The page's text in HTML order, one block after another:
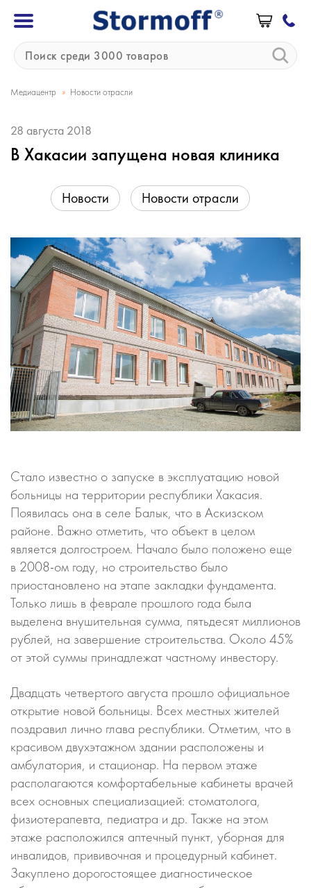
Медиацентр » Новости отрасли
28 августа 2018
В Хакасии запущена новая клиника
Новости Новости отрасли
Стало известно о запуске в эксплуатацию новой
больницы на территории республики Хакасия.
Появилась она в селе Балык, что в Аскизском
районе. Важно отметить, что объект в целом
является долгостроем. Начало было положено еще
в 2008-ом году, но строительство было
приостановлено на этапе закладки фундамента.
Только лишь в феврале прошлого года была
выделена внушительная сумма, пятьдесят миллионов
рублей, на завершение строительства. Около 45%
от этой суммы принадлежат частному инвестору.
Двадцать четвертого августа прошло официальное
открытие новой больницы. Всех местных жителей
поздравил лично глава республики. Отметим, что в
красивом двухэтажном здании расположены и
амбулатория, и стационар. На первом этаже
располагаются комфортабельные кабинеты врачей
всех основных специализацией: стоматолога,
физиотерапевта, педиатра и др. Также на этом
этаже расположился аптечный пункт, уборная для
инвалидов, прививочная и процедурный кабинет.
Закуплено дорогостоящее диагностическое